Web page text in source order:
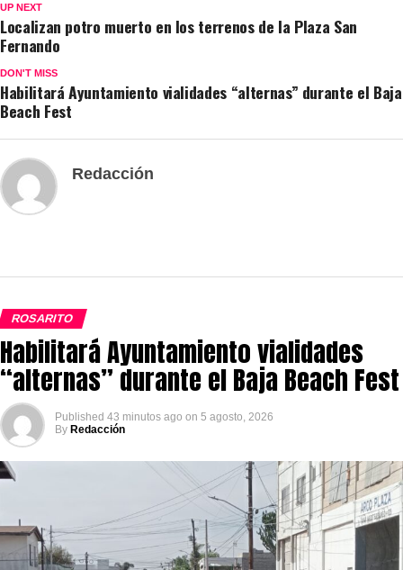
UP NEXT
Localizan potro muerto en los terrenos de la Plaza San
Fernando
DON'T MISS
Habilitará Ayuntamiento vialidades “alternas” durante el Baja
Beach Fest
Redacción
ROSARITO
Habilitará Ayuntamiento vialidades
“alternas” durante el Baja Beach Fest
Published 43 minutos ago on 5 agosto, 2026
By Redacción